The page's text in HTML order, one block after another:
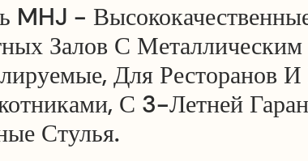
MHJ -
Залов С Металлическим
Для Ресторанов И
С 3-Летней
Стулья.